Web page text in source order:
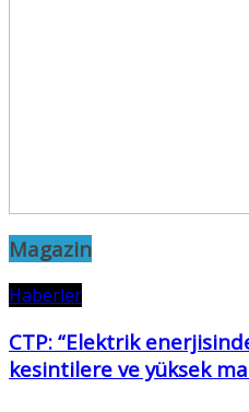
Magazin
Haberler
CTP: “Elektrik
kesintilere ve yüksek